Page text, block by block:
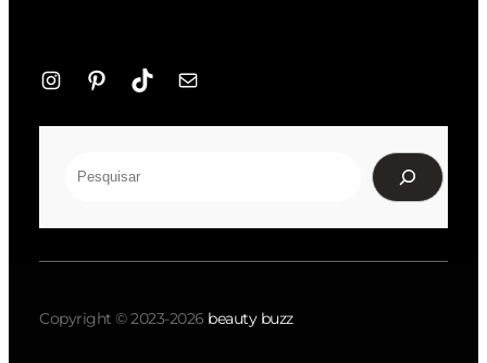
InstagramPinterestTikTokE-
Copyright © 2023-2026 beauty buzz